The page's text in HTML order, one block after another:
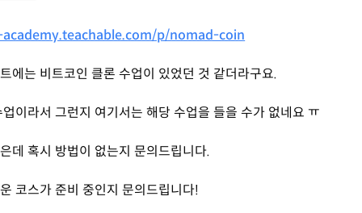
p/nomad-coin
에는 비트코인 클론 수업이 있었던 것 같더라구요.
업이라서 그런지 여기서는 해당 수업을 들을 수가 없네요 ㅠ
데 혹시 방법이 없는지 문의드립니다.
코스가 준비 중인지 문의드립니다!